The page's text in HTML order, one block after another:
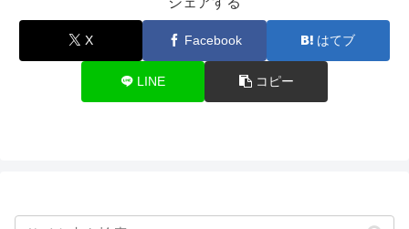
X Facebook はてブ
LINE コピー